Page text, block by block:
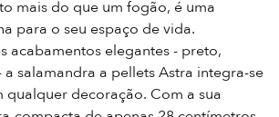
mais do que um fogão, é uma
para o seu espaço de vida.
acabamentos elegantes - preto,
salamandra a pellets Astra integra-se
qualquer decoração. Com a sua